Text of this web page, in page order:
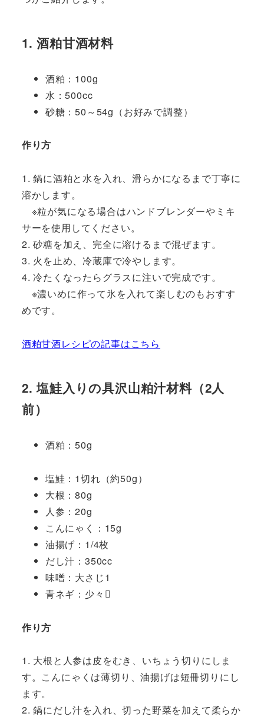
1. 酒粕甘酒材料
酒粕：100g
水：500cc
砂糖：50～54g（お好みで調整）
作り方
1. 鍋に酒粕と水を入れ、滑らかになるまで丁寧に
溶かします。
※粒が気になる場合はハンドブレンダーやミキ
サーを使用してください。
2. 砂糖を加え、完全に溶けるまで混ぜます。
3. 火を止め、冷蔵庫で冷やします。
4. 冷たくなったらグラスに注いで完成です。
※濃いめに作って氷を入れて楽しむのもおすす
めです。
酒粕甘酒レシピの記事はこちら
2. 塩鮭入りの具沢山粕汁材料（2人
前）
酒粕：50g
塩鮭：1切れ（約50g）
大根：80g
人参：20g
こんにゃく：15g
油揚げ：1/4枚
だし汁：350cc
味噌：大さじ1
青ネギ：少々
作り方
1. 大根と人参は皮をむき、いちょう切りにしま
す。こんにゃくは薄切り、油揚げは短冊切りにし
ます。
2. 鍋にだし汁を入れ、切った野菜を加えて柔らか